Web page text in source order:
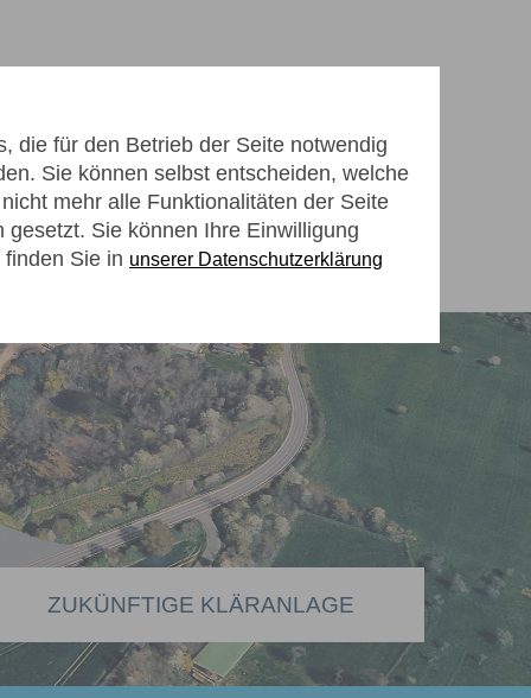
die für den Betrieb der Seite notwendig
Sie können selbst entscheiden, welche
mehr alle Funktionalitäten der Seite
Sie können Ihre Einwilligung
Sie in unserer Datenschutzerklärung
ZUKÜNFTIGE KLÄRANLAGE
KARRIERE MACHEN BEIM AZV